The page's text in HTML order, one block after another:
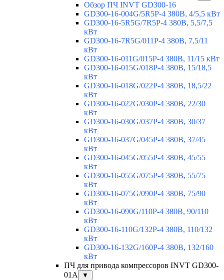
Обзор ПЧ INVT GD300-16
GD300-16-004G/5R5P-4 380В, 4/5,5 кВт
GD300-16-5R5G/7R5P-4 380В, 5,5/7,5
кВт
GD300-16-7R5G/011P-4 380В, 7,5/11
кВт
GD300-16-011G/015P-4 380В, 11/15 кВт
GD300-16-015G/018P-4 380В, 15/18,5
кВт
GD300-16-018G/022P-4 380В, 18,5/22
кВт
GD300-16-022G/030P-4 380В, 22/30
кВт
GD300-16-030G/037P-4 380В, 30/37
кВт
GD300-16-037G/045P-4 380В, 37/45
кВт
GD300-16-045G/055P-4 380В, 45/55
кВт
GD300-16-055G/075P-4 380В, 55/75
кВт
GD300-16-075G/090P-4 380В, 75/90
кВт
GD300-16-090G/110P-4 380В, 90/110
кВт
GD300-16-110G/132P-4 380В, 110/132
кВт
GD300-16-132G/160P-4 380В, 132/160
кВт
ПЧ для привода компрессоров INVT GD300-
01A
▼